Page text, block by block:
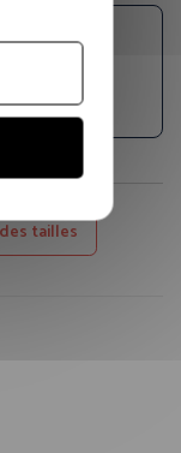
tailles